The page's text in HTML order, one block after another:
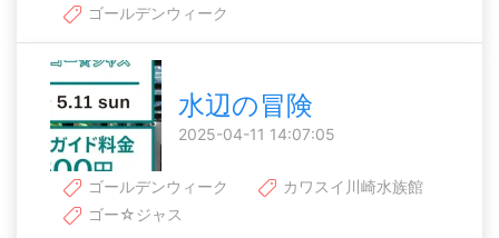
ゴールデンウィーク
水辺の冒険
2025-04-11 14:07:05
ゴールデンウィーク
カワスイ川崎水族館
ゴー☆ジャス